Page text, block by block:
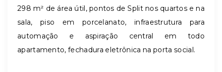
298 m² de área útil, pontos de Split nos quartos e na
sala, piso em porcelanato,infraestrutura para
automação e aspiração central em todo
apartamento, fechadura eletrônica naporta social.